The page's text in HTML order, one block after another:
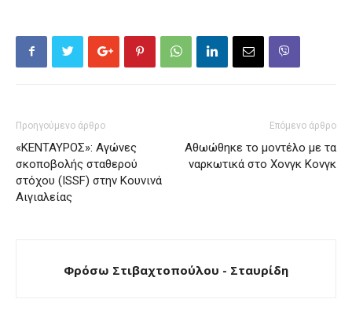
Προηγούμενο άρθρο
«ΚΕΝΤΑΥΡΟΣ»: Αγώνες
σκοποβολής σταθερού
στόχου (ISSF) στην Κουνινά
Αιγιαλείας
Επόμενο άρθρο
Αθωώθηκε το μοντέλο με τα
ναρκωτικά στο Χονγκ Κονγκ
Φρόσω Στιβαχτοπούλου - Σταυρίδη